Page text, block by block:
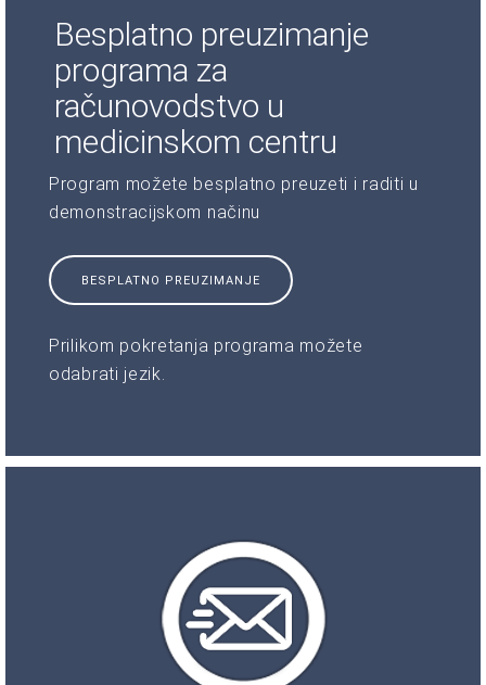
Besplatno preuzimanje
programa za
računovodstvo u
medicinskom centru
Program možete besplatno preuzeti i raditi u
demonstracijskom načinu
BESPLATNO PREUZIMANJE
Prilikom pokretanja programa možete
odabrati jezik.